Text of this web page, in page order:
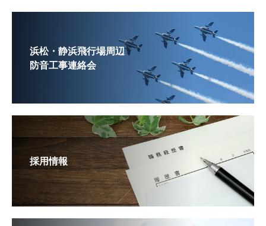
浜松・静浜飛行場周辺
防音工事連絡会
採用情報